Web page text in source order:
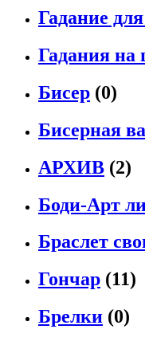
Гадание
Гадания на
Бисер (0)
Бисерная
АРХИВ (2)
Боди-Арт
Браслет
Гончар (11)
Брелки (0)